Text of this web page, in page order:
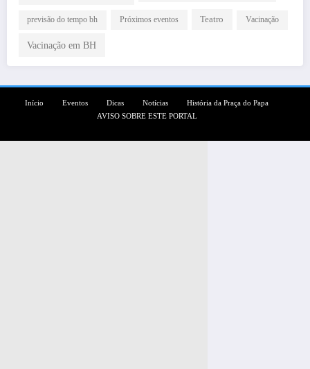
previsão do tempo bh Próximos eventos Teatro Vacinação
Vacinação em BH
Início Eventos Dicas Notícias
História da Praça do Papa
AVISO SOBRE ESTE PORTAL